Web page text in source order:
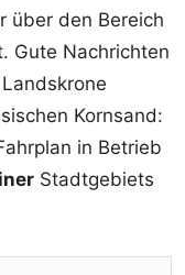
über den Bereich
Gute Nachrichten
Kornsand:
in Betrieb
Stadtgebiets